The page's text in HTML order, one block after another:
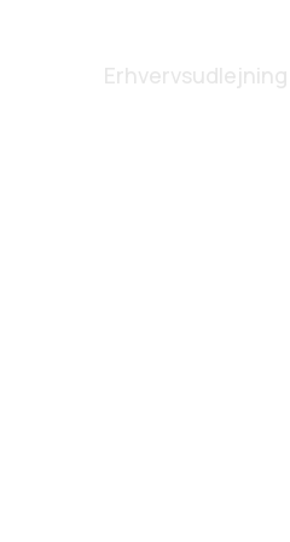
Erhvervsudlejning